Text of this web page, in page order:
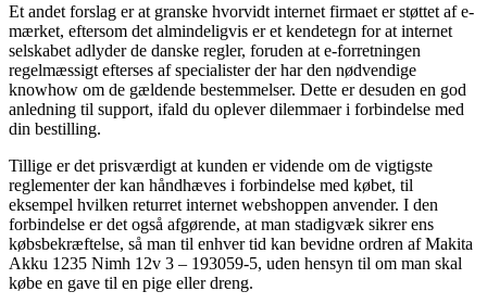
Et andet forslag er at granske hvorvidt internet firmaet er støttet af e-
mærket, eftersom det almindeligvis er et kendetegn for at internet
selskabet adlyder de danske regler, foruden at e-forretningen
regelmæssigt efterses af specialister der har den nødvendige
knowhow om de gældende bestemmelser. Dette er desuden en god
anledning til support, ifald du oplever dilemmaer i forbindelse med
din bestilling.
Tillige er det prisværdigt at kunden er vidende om de vigtigste
reglementer der kan håndhæves i forbindelse med købet, til
eksempel hvilken returret internet webshoppen anvender. I den
forbindelse er det også afgørende, at man stadigvæk sikrer ens
købsbekræftelse, så man til enhver tid kan bevidne ordren af Makita
Akku 1235 Nimh 12v 3 – 193059-5, uden hensyn til om man skal
købe en gave til en pige eller dreng.